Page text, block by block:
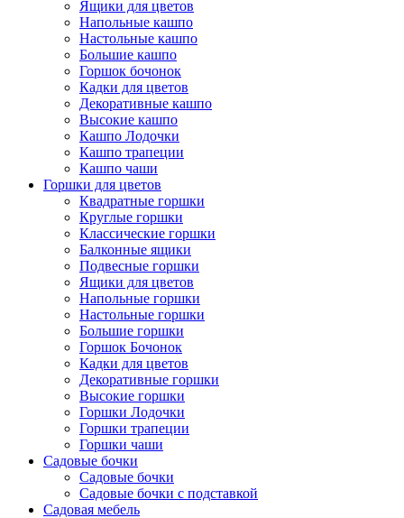
Ящики для цветов
Напольные кашпо
Настольные кашпо
Большие кашпо
Горшок бочонок
Кадки для цветов
Декоративные кашпо
Высокие кашпо
Кашпо Лодочки
Кашпо трапеции
Кашпо чаши
Горшки для цветов
Квадратные горшки
Круглые горшки
Классические горшки
Балконные ящики
Подвесные горшки
Ящики для цветов
Напольные горшки
Настольные горшки
Большие горшки
Горшок Бочонок
Кадки для цветов
Декоративные горшки
Высокие горшки
Горшки Лодочки
Горшки трапеции
Горшки чаши
Садовые бочки
Садовые бочки
Садовые бочки с подставкой
Садовая мебель